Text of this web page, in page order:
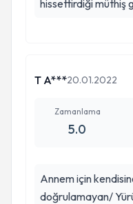
hissettirdiği müthiş
T A***20.01.2022
Zamanlama
5.0
Annem için
doğrulamayan/